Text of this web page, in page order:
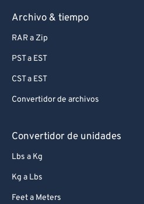
Archivo & tiempo
RAR a Zip
PST a EST
CST a EST
Convertidor de archivos
Convertidor de unidades
Lbs a Kg
Kg a Lbs
Feet a Meters